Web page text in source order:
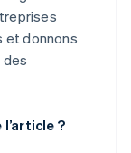
et donnons
des
l’article ?